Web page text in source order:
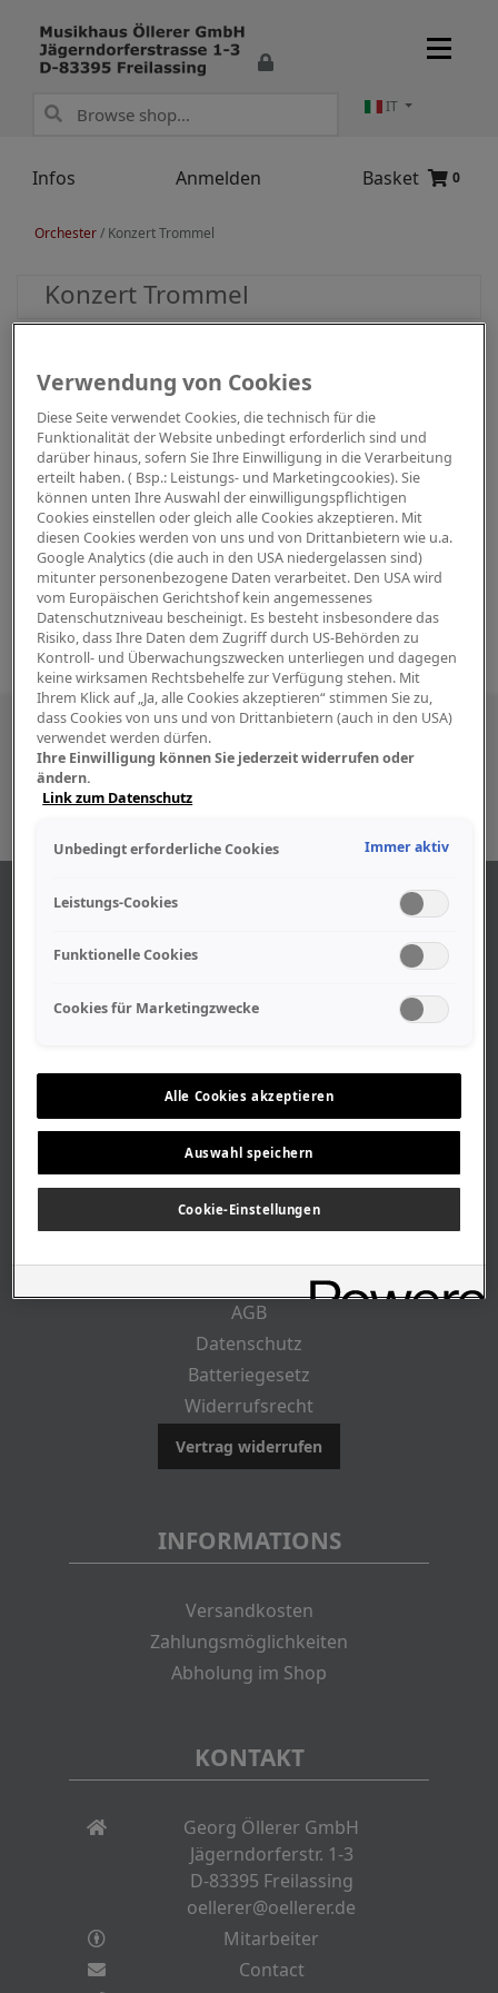
Infos Anmelden Basket 0
IT
Orchester/ Konzert Trommel
Konzert Trommel
Besuchen Sie uns auch in den sozialen
Medien
Geschäftszeiten
Stellenangebote
Geschichte
CUSTOMER INFO
AGB
Datenschutz
Batteriegesetz
Widerrufsrecht
Vertrag widerrufen
INFORMATIONS
Versandkosten
Zahlungsmöglichkeiten
Abholung im Shop
KONTAKT
Georg Öllerer GmbH
Jägerndorferstr. 1-3
D-83395 Freilassing
oellerer@oellerer.de
Mitarbeiter
Contact
Verwendung von Cookies
Diese Seite verwendet Cookies, die technisch für die
Funktionalität der Website unbedingt erforderlich sind und
darüber hinaus, sofern Sie Ihre Einwilligung in die Verarbeitung
erteilt haben. ( Bsp.: Leistungs- und Marketingcookies). Sie
können unten Ihre Auswahl der einwilligungspflichtigen
Cookies einstellen oder gleich alle Cookies akzeptieren. Mit
diesen Cookies werden von uns und von Drittanbietern wie u.a.
Google Analytics (die auch in den USA niedergelassen sind)
mitunter personenbezogene Daten verarbeitet. Den USA wird
vom Europäischen Gerichtshof kein angemessenes
Datenschutzniveau bescheinigt. Es besteht insbesondere das
Risiko, dass Ihre Daten dem Zugriff durch US-Behörden zu
Kontroll- und Überwachungszwecken unterliegen und dagegen
keine wirksamen Rechtsbehelfe zur Verfügung stehen. Mit
Ihrem Klick auf „Ja, alle Cookies akzeptieren“ stimmen Sie zu,
dass Cookies von uns und von Drittanbietern (auch in den USA)
verwendet werden dürfen.
Ihre Einwilligung können Sie jederzeit widerrufen oder
ändern.
Link zum Datenschutz
Unbedingt erforderliche Cookies Immer aktiv
Leistungs-Cookies
Funktionelle Cookies
Cookies für Marketingzwecke
Alle Cookies akzeptieren
Auswahl speichern
Cookie-Einstellungen